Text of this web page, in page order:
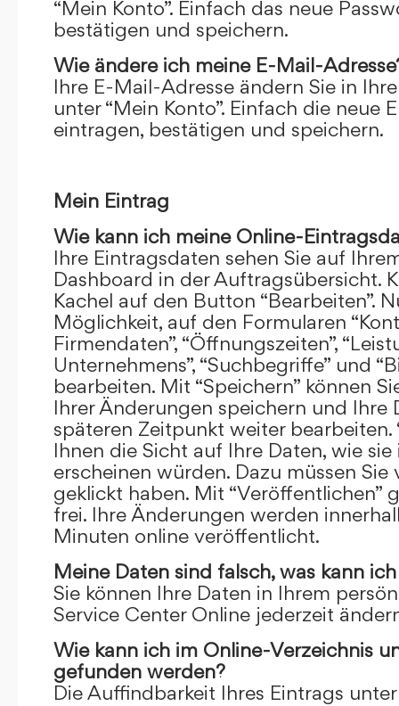
“Mein Konto”. Einfach das neue
bestätigen und speichern.
Wie ändere ich meine E-Mail-
Ihre E-Mail-Adresse ändern Sie in
unter “Mein Konto”. Einfach die neue
eintragen, bestätigen und speichern.
Mein Eintrag
Wie kann ich meine Online-
Ihre Eintragsdaten sehen Sie auf
Dashboard in der Auftragsübersicht.
Kachel auf den Button “Bearbeiten”.
Möglichkeit, auf den Formularen
Firmendaten”, “Öffnungszeiten”,
Unternehmens”, “Suchbegriffe” und
bearbeiten. Mit “Speichern” können
Ihrer Änderungen speichern und Ihre
späteren Zeitpunkt weiter bearbeiten.
Ihnen die Sicht auf Ihre Daten, wie
erscheinen würden. Dazu müssen Sie
geklickt haben. Mit “Veröffentlichen”
frei. Ihre Änderungen werden
Minuten online veröffentlicht.
Meine Daten sind falsch, was kann
Sie können Ihre Daten in Ihrem
Service Center Online jederzeit
Wie kann ich im Online-Verzeichnis
gefunden werden?
Die Auffindbarkeit Ihres Eintrags